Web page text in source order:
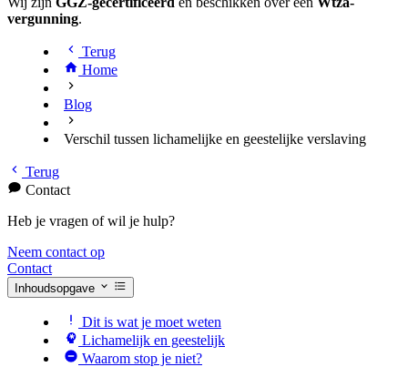
vergunning.
Terug
Home
Blog
Verschil tussen lichamelijke en geestelijke verslaving
Terug
Contact
Heb je vragen of wil je hulp?
Neem contact op
Contact
Inhoudsopgave
Dit is wat je moet weten
Lichamelijk en geestelijk
Waarom stop je niet?